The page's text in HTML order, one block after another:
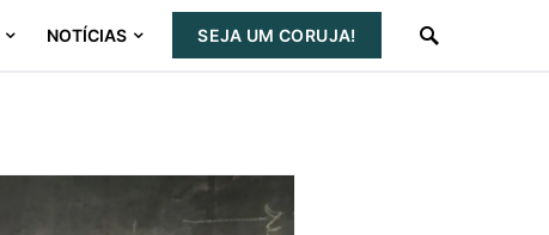
NOTÍCIAS SEJA UM CORUJA!